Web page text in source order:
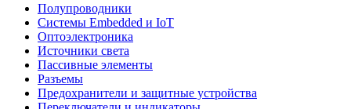
Полупроводники
Системы Embedded и IoT
Oптоэлектроника
Источники света
Пассивные элементы
Разъeмы
Предохранители и защитные устройства